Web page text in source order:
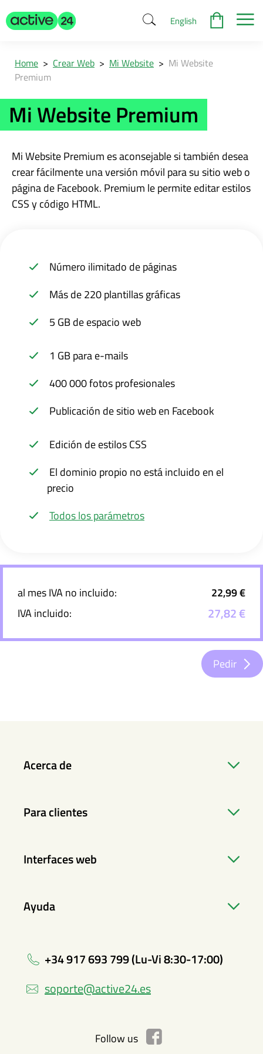
English
Home > Crear Web > Mi Website > Mi Website
Premium
Mi Website Premium
Mi Website Premium es aconsejable si también desea
crear fácilmente una versión móvil para su sitio web o
página de Facebook. Premium le permite editar estilos
CSS y código HTML.
Número ilimitado de páginas
Más de 220 plantillas gráficas
5 GB de espacio web
1 GB para e-mails
400 000 fotos profesionales
Publicación de sitio web en Facebook
Edición de estilos CSS
El dominio propio no está incluido en el
precio
Todos los parámetros
al mes IVA no incluido:
22,99 €
IVA incluido:
27,82 €
Pedir
Acerca de
Para clientes
Interfaces web
Ayuda
+34 917 693 799 (Lu-Vi 8:30-17:00)
soporte@active24.es
Follow us